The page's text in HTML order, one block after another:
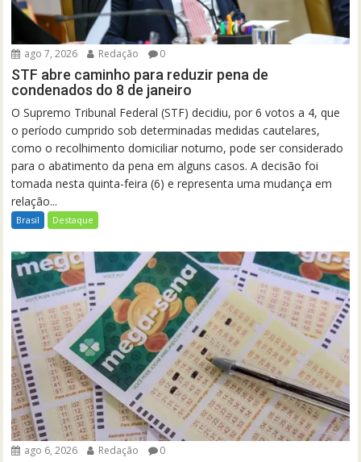
ago 7, 2026 Redação 0
STF abre caminho para reduzir pena de
condenados do 8 de janeiro
O Supremo Tribunal Federal (STF) decidiu, por 6 votos a 4, que
o período cumprido sob determinadas medidas cautelares,
como o recolhimento domiciliar noturno, pode ser considerado
para o abatimento da pena em alguns casos. A decisão foi
tomada nesta quinta-feira (6) e representa uma mudança em
relação...
Brasil Destaque
ago 6, 2026 Redação 0